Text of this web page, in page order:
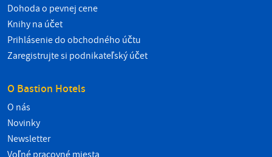
Dohoda o pevnej cene
Knihy na účet
Prihlásenie do obchodného účtu
Zaregistrujte si podnikateľský účet
O Bastion Hotels
O nás
Novinky
Newsletter